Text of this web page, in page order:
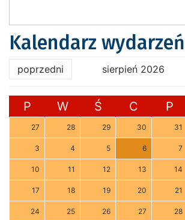
Kalendarz wydarzeń
poprzedni sierpień 2026
P W Ś C P
27 28 29 30 31
3 4 5 6 7
10 11 12 13 14
17 18 19 20 21
24 25 26 27 28